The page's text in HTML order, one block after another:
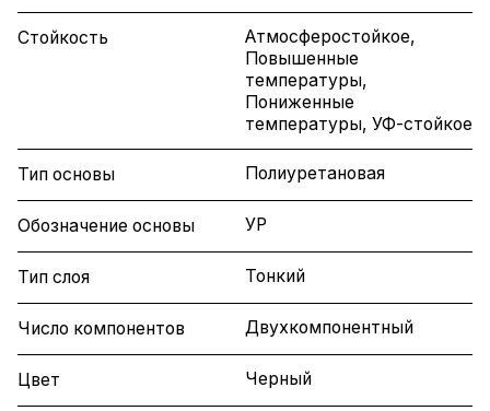
Стойкость
Атмосферостойкое,
Повышенные
температуры,
Пониженные
температуры, УФ-стойкое
Тип основы Полиуретановая
Обозначение основы УР
Тип слоя Тонкий
Число компонентов Двухкомпонентный
Цвет Черный